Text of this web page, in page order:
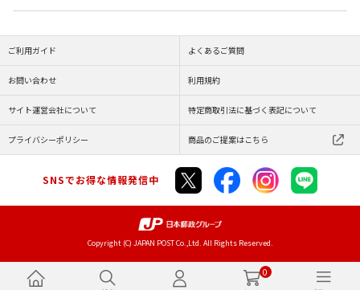
0
ご利用ガイド よくあるご質問
お問い合わせ 利用規約
サイト運営会社について 特定商取引法に基づく表記について
プライバシーポリシー 商品のご提案はこちら
SNSでお得な情報発信中
Copyright (C) JAPAN POST Co.,Ltd. All Rights Reserved.